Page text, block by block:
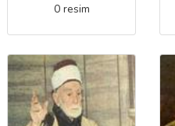
0 resim